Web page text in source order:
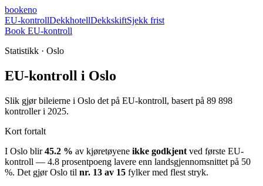
bookeno
EU-kontrollDekkhotellDekkskiftSjekk frist
Book EU-kontroll
Statistikk · Oslo
EU-kontroll i Oslo
Slik gjør bileierne i Oslo det på EU-kontroll, basert på 89 898
kontroller i 2025.
Kort fortalt
I Oslo blir45.2 % av kjøretøyene ikke godkjent ved første EU-
kontroll — 4.8 prosentpoeng lavere enn landsgjennomsnittet på 50
%. Det gjørOslo til nr. 13 av 15 fylker med flest stryk.